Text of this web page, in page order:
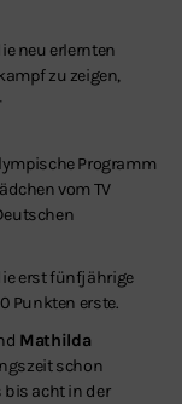
neu erlernten
zu zeigen,
Programm
vom TV
erst fünfjährige
Punkten erste.
Mathilda
schon
bis acht in der